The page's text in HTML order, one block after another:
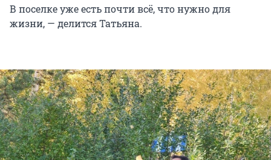
В поселке уже есть почти всё, что нужно для
жизни, — делится Татьяна.